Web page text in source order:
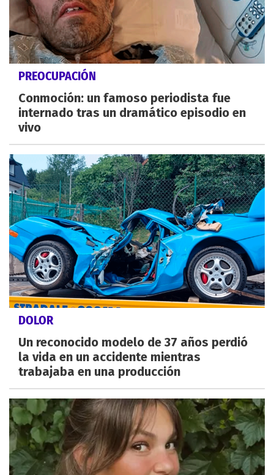
PREOCUPACIÓN
Conmoción: un famoso periodista fue
internado tras un dramático episodio en
vivo
DOLOR
Un reconocido modelo de 37 años perdió
la vida en un accidente mientras
trabajaba en una producción